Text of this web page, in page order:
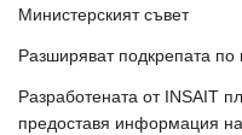
Министерският съвет
Разширяват подкрепата
Разработената от INSAIT
предоставя информация